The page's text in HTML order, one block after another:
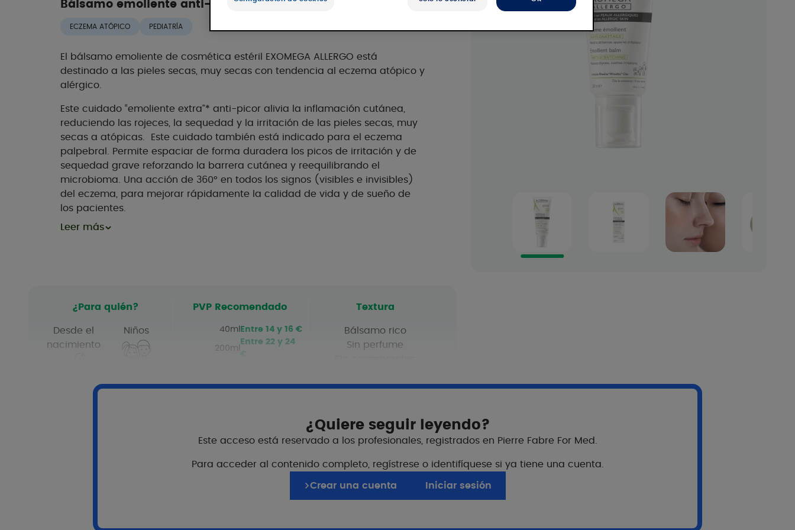
Bálsamo emoliente anti-picor
ECZEMA ATÓPICO PEDIATRÍA
El bálsamo emoliente de cosmética estéril EXOMEGA ALLERGO está
destinado a las pieles secas, muy secas con tendencia al eczema atópico y
alérgico.
Este cuidado “emoliente extra”* anti-picor alivia la inflamación cutánea,
reduciendo las rojeces, la sequedad y la irritación de las pieles secas, muy
secas a atópicas. Este cuidado también está indicado para el eczema
palpebral. Permite espaciar de forma duradera los picos de irritación y de
sequedad grave reforzando la barrera cutánea y reequilibrando el
microbioma. Una acción de 360° en todos los signos (visibles e invisibles)
del eczema, para mejorar rápidamente la calidad de vida y de sueño de
los pacientes.
Leer más
¿Para quién?
Desde el
nacimiento
Niños
Adultos
PVP Recomendado
40ml Entre 14 y 16 €
200ml
Entre 22 y 24
Textura
Bálsamo rico
Sin perfume
Relación con los pacientes
¿Quiere seguir leyendo?
Este acceso está reservado a los profesionales, registrados en Pierre Fabre For Med.
Para acceder al contenido completo, regístrese o identifíquese si ya tiene una cuenta.
Crear una cuenta Iniciar sesión